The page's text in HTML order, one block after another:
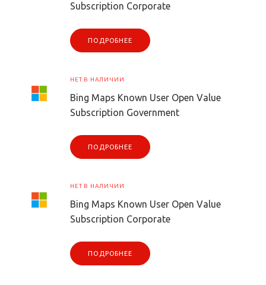
Subscription Corporate
ПОДРОБНЕЕ
НЕТ В НАЛИЧИИ
Bing Maps Known User Open Value
Subscription Government
ПОДРОБНЕЕ
НЕТ В НАЛИЧИИ
Bing Maps Known User Open Value
Subscription Corporate
ПОДРОБНЕЕ